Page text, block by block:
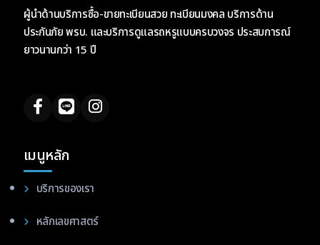
ผู้นำด้านบริการซื้อ-ขายทะเบียนสวย ทะเบียนมงคล บริการด้าน
ประกันภัย พรบ. และบริการดูแลรถหรูแบบครบวงจร ประสบการณ์
ยาวนานกว่า 15 ปี
เมนูหลัก
บริการของเรา
หลักเลขศาสตร์